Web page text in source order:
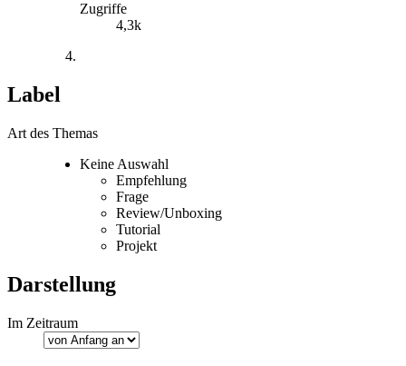
Zugriffe
4,3k
Label
Art des Themas
Keine Auswahl
Empfehlung
Frage
Review/Unboxing
Tutorial
Projekt
Darstellung
Im Zeitraum